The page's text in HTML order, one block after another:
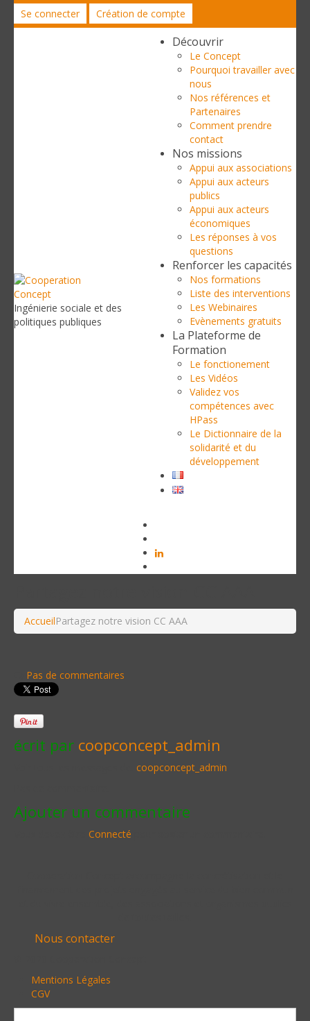
Se connecter Création de compte
Ingénierie sociale et des
politiques publiques
Découvrir
Le Concept
Pourquoi travailler avec
nous
Nos références et
Partenaires
Comment prendre
contact
Nos missions
Appui aux associations
Appui aux acteurs
publics
Appui aux acteurs
économiques
Les réponses à vos
questions
Renforcer les capacités
Nos formations
Liste des interventions
Les Webinaires
Evènements gratuits
La Plateforme de
Formation
Le fonctionement
Les Vidéos
Validez vos
compétences avec
HPass
Le Dictionnaire de la
solidarité et du
développement
AccueilPartagez notre vision CC AAA
Pas de commentaires
écrit par coopconcept_admin
coopconcept_admin
Ajouter un commentaire
Connecté
Nous contacter
Mentions Légales
CGV